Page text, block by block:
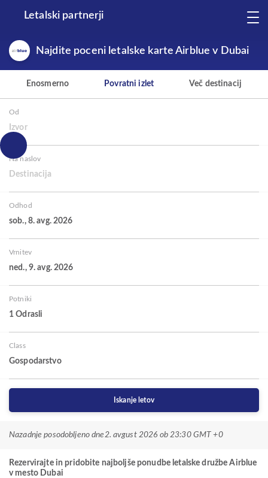
Letalski partnerji
Najdite poceni letalske karte Airblue v Dubai
Enosmerno Povratni izlet Več destinacij
Od
Izvor
Na naslov
Destinacija
Odhod
sob., 8. avg. 2026
Vrnitev
ned., 9. avg. 2026
Potniki
1 Odrasli
Class
Gospodarstvo
Iskanje letov
Nazadnje posodobljeno dne2. avgust 2026 ob 23:30 GMT +0
Rezervirajte in pridobite najboljše ponudbe letalske družbe Airblue
v mesto Dubai